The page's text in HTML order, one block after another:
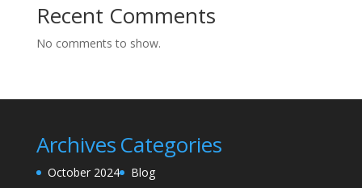
Recent Comments
No comments to show.
Archives
October 2024
Categories
Blog